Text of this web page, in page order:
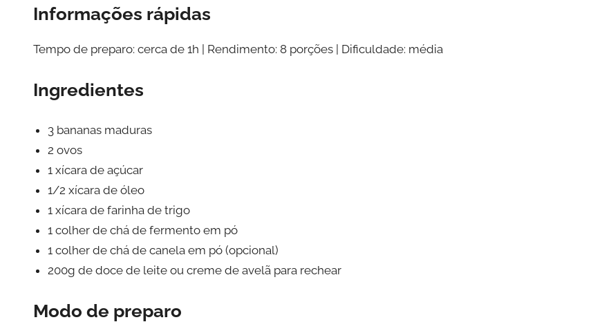
Informações rápidas
Tempo de preparo: cerca de 1h | Rendimento: 8 porções | Dificuldade: média
Ingredientes
3 bananas maduras
2 ovos
1 xícara de açúcar
1/2 xícara de óleo
1 xícara de farinha de trigo
1 colher de chá de fermento em pó
1 colher de chá de canela em pó (opcional)
200g de doce de leite ou creme de avelã para rechear
Modo de preparo